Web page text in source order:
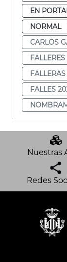
EN
NORMAL
CARLOS
FALLES
Nuestras
Redes